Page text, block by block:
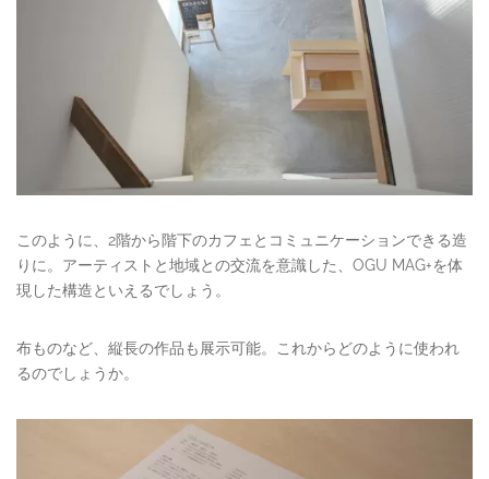
このように、2階から階下のカフェとコミュニケーションできる造
りに。アーティストと地域との交流を意識した、OGU MAG+を体
現した構造といえるでしょう。
布ものなど、縦長の作品も展示可能。これからどのように使われ
るのでしょうか。